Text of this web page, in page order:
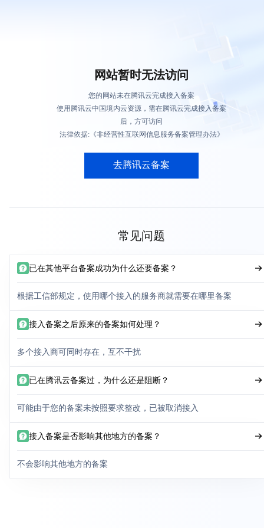
网站暂时无法访问
您的网站未在腾讯云完成接入备案
使用腾讯云中国境内云资源，需在腾讯云完成接入备案
后，方可访问
法律依据:《非经营性互联网信息服务备案管理办法》
去腾讯云备案
常见问题
已在其他平台备案成功为什么还要备案？
根据工信部规定，使用哪个接入的服务商就需要在哪里备案
接入备案之后原来的备案如何处理？
多个接入商可同时存在，互不干扰
已在腾讯云备案过，为什么还是阻断？
可能由于您的备案未按照要求整改，已被取消接入
接入备案是否影响其他地方的备案？
不会影响其他地方的备案